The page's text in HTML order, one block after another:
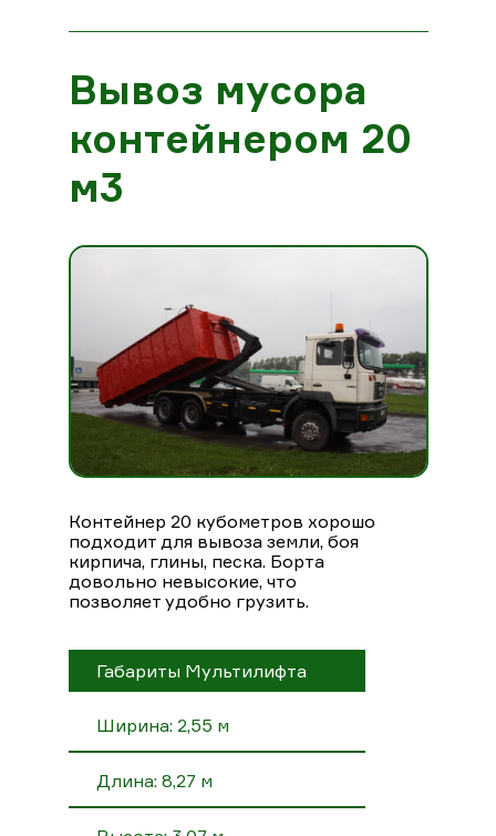
Вывоз мусора
контейнером 20
м3
Контейнер 20 кубометров хорошо
подходит для вывоза земли, боя
кирпича, глины, песка. Борта
довольно невысокие, что
позволяет удобно грузить.
Габариты Мультилифта
Ширина: 2,55 м
Длина: 8,27 м